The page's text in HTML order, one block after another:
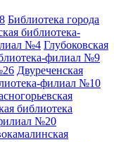
Библиотека города
библиотека-
№4 Глубоковская
филиал №9
Двуреченская
филиал №10
библиотека
№20